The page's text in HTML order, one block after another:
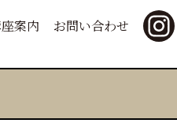
案内 お問い合わせ